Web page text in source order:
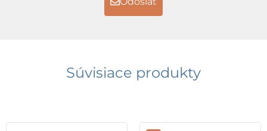
Súvisiace produkty